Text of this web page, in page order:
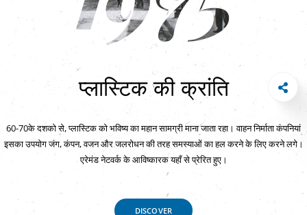
प्लास्टिक की क्रांति
60-70के दशको से, प्लास्टिक को भविष्य का महान सामग्री माना जाता रहा। वाहन निर्माता कंपनियां
इसका उपयोग जंग, कंपन, वजन और जलरोधन की तरह समस्याओं का हल करने के लिए करने लगे।
एरेमंड नेटवर्क के आविष्कारक यहाँ से प्रेरित हुए।
DISCOVER